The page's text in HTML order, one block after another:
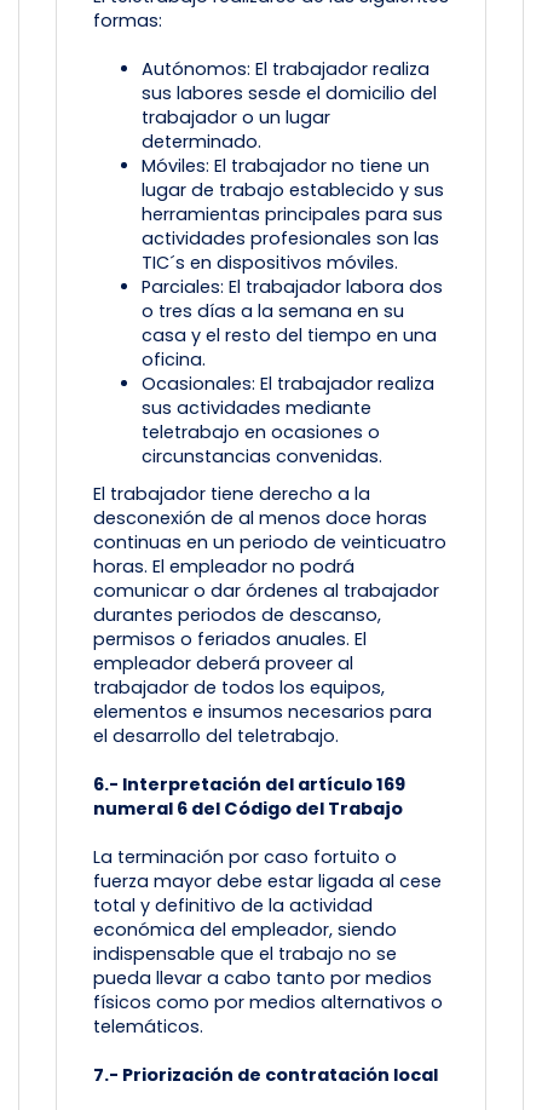
formas:
Autónomos: El trabajador realiza
sus labores sesde el domicilio del
trabajador o un lugar
determinado.
Móviles: El trabajador no tiene un
lugar de trabajo establecido y sus
herramientas principales para sus
actividades profesionales son las
TIC´s en dispositivos móviles.
Parciales: El trabajador labora dos
o tres días a la semana en su
casa y el resto del tiempo en una
oficina.
Ocasionales: El trabajador realiza
sus actividades mediante
teletrabajo en ocasiones o
circunstancias convenidas.
El trabajador tiene derecho a la
desconexión de al menos doce horas
continuas en un periodo de veinticuatro
horas. El empleador no podrá
comunicar o dar órdenes al trabajador
durantes periodos de descanso,
permisos o feriados anuales. El
empleador deberá proveer al
trabajador de todos los equipos,
elementos e insumos necesarios para
el desarrollo del teletrabajo.
6.- Interpretación del artículo 169
numeral 6 del Código del Trabajo
La terminación por caso fortuito o
fuerza mayor debe estar ligada al cese
total y definitivo de la actividad
económica del empleador, siendo
indispensable que el trabajo no se
pueda llevar a cabo tanto por medios
físicos como por medios alternativos o
telemáticos.
7.- Priorización de contratación local